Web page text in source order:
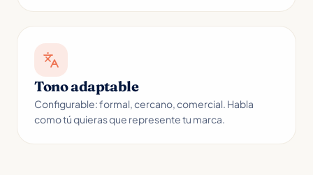
Tono adaptable
Configurable: formal, cercano, comercial. Habla
como tú quieras que represente tu marca.